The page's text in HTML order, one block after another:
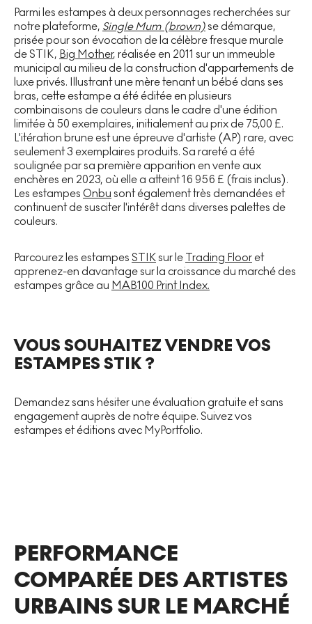
Parmi les estampes à deux personnages recherchées sur
notre plateforme, Single Mum (brown) se démarque,
prisée pour son évocation de la célèbre fresque murale
de STIK, Big Mother, réalisée en 2011 sur un immeuble
municipal au milieu de la construction d'appartements de
luxe privés. Illustrant une mère tenant un bébé dans ses
bras, cette estampe a été éditée en plusieurs
combinaisons de couleurs dans le cadre d'une édition
limitée à 50 exemplaires, initialement au prix de 75,00 £.
L'itération brune est une épreuve d'artiste (AP) rare, avec
seulement 3 exemplaires produits. Sa rareté a été
soulignée par sa première apparition en vente aux
enchères en 2023, où elle a atteint 16 956 £ (frais inclus).
Les estampes Onbu sont également très demandées et
continuent de susciter l'intérêt dans diverses palettes de
couleurs.
Parcourez les estampes STIK sur le Trading Floor et
apprenez-en davantage sur la croissance du marché des
estampes grâce au MAB100 Print Index.
VOUS SOUHAITEZ VENDRE VOS
ESTAMPES STIK ?
Demandez sans hésiter une évaluation gratuite et sans
engagement auprès de notre équipe. Suivez vos
estampes et éditions avec MyPortfolio.
PERFORMANCE
COMPARÉE DES ARTISTES
URBAINS SUR LE MARCHÉ